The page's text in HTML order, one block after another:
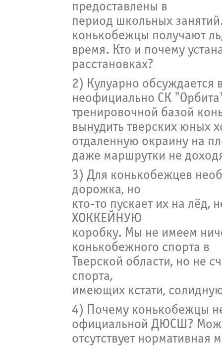
предоставлены в
период школьных
конькобежцы получают
время. Кто и почему
расстановках?
2) Кулуарно обсуждается
неофициально СК
тренировочной базой
вынудить тверских юных
отдаленную окраину на
даже маршрутки не
3) Для конькобежцев
дорожка, но
кто-то пускает их на лёд,
ХОККЕЙНУЮ
коробку. Мы не имеем
конькобежного спорта в
Тверской области, но не
спорта,
имеющих кстати,
4) Почему конькобежцы
официальной ДЮСШ?
отсутствует